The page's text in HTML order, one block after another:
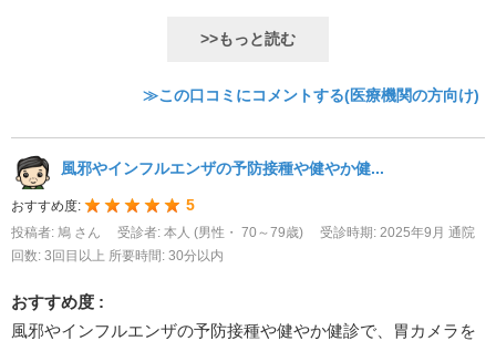
>>もっと読む
≫この口コミにコメントする(医療機関の方向け)
風邪やインフルエンザの予防接種や健やか健...
おすすめ度: 5
投稿者: 鳩 さん 受診者: 本人 (男性・ 70～79歳) 受診時期: 2025年9月 通院
回数: 3回目以上 所要時間: 30分以内
おすすめ度 :
風邪やインフルエンザの予防接種や健やか健診で、胃カメラを